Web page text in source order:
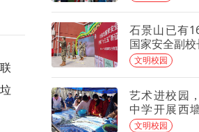
石景山已有
国家安全副校
文明校园
艺术进校园
中学开展西
创活动
文明校园